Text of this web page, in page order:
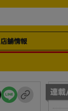
店舗情報